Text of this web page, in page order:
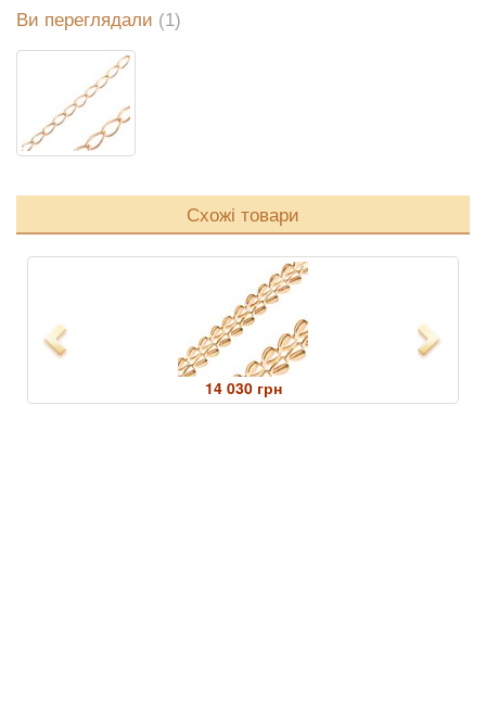
Ви переглядали (1)
Схожі товари
Previous
14 030 грн
Next